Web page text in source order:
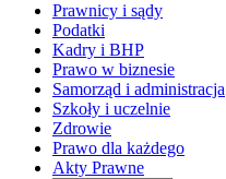
Prawnicy i sądy
Podatki
Kadry i BHP
Prawo w biznesie
Samorząd i administracja
Szkoły i uczelnie
Zdrowie
Prawo dla każdego
Akty Prawne